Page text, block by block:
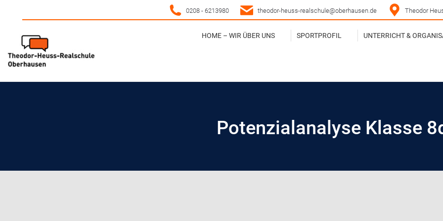
0208 - 6213980 theodor-heuss-realschule@oberhausen.de Theodor
HOME – WIR ÜBER UNS SPORTPROFIL UNTERRICHT &
Potenzialanalyse Klasse
HOME – WIR ÜBER UNS SPORTPROFIL UNTERRICHT &